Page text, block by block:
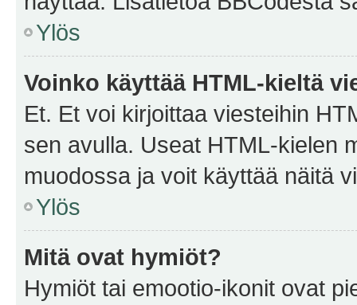
Ylös
Voinko käyttää HTML-kieltä
Et. Et voi kirjoittaa viesteihin
sen avulla. Useat HTML-kielen
muodossa ja voit käyttää näitä
Ylös
Mitä ovat hymiöt?
Hymiöt tai emootio-ikonit ovat